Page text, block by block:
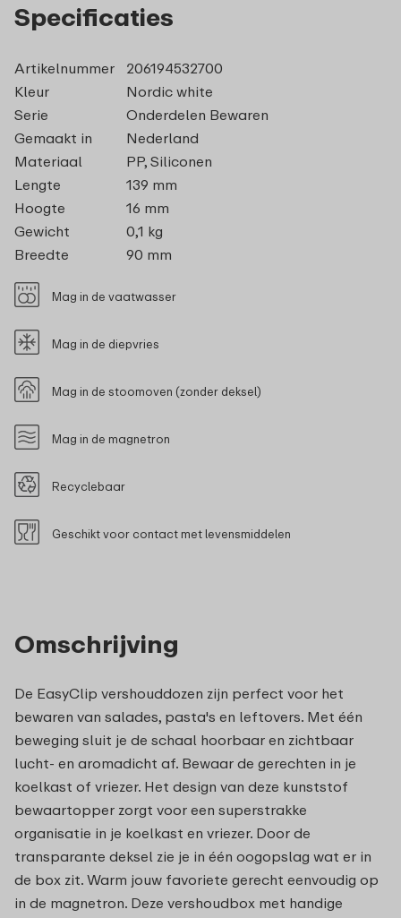
Omschrijving
De EasyClip vershouddozen zijn perfect voor het
bewaren van salades, pasta's en leftovers. Met één
beweging sluit je de schaal hoorbaar en zichtbaar
lucht- en aromadicht af. Bewaar de gerechten in je
koelkast of vriezer. Het design van deze kunststof
bewaartopper zorgt voor een superstrakke
organisatie in je koelkast en vriezer. Door de
transparante deksel zie je in één oogopslag wat er in
de box zit. Warm jouw favoriete gerecht eenvoudig op
in de magnetron. Deze vershoudbox met handige
Specificaties
Artikelnummer
206194532700
Kleur
Nordic white
Serie
Onderdelen Bewaren
Gemaakt in
Nederland
Materiaal
PP, Siliconen
Lengte
139 mm
Hoogte
16 mm
Gewicht
0,1 kg
Breedte
90 mm
Mag in de vaatwasser
Mag in de diepvries
Mag in de stoomoven (zonder deksel)
Mag in de magnetron
Recyclebaar
Geschikt voor contact met levensmiddelen